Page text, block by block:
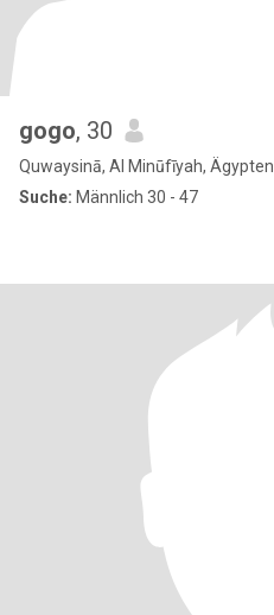
gogo, 30
Quwaysinā, Al Minūfīyah, Ägypten
Suche: Männlich 30 - 47